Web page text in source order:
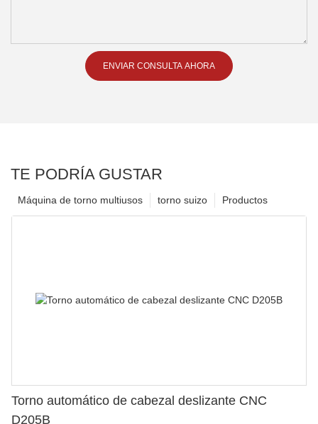
ENVIAR CONSULTA AHORA
TE PODRÍA GUSTAR
Productos
torno suizo
Máquina de torno multiusos
Torno automático de cabezal deslizante CNC
D205B